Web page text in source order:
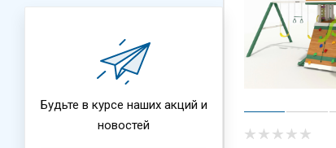
Будьте в курсе наших акций и
новостей